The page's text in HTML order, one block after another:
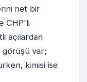
net bir
CHP'li
açılardan
var;
kimisi ise